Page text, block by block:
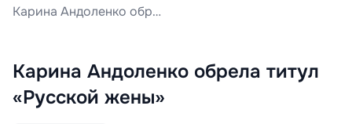
Карина Андоленко обрела титул «Русской жены»
Карина Андоленко обрела титул
«Русской жены»